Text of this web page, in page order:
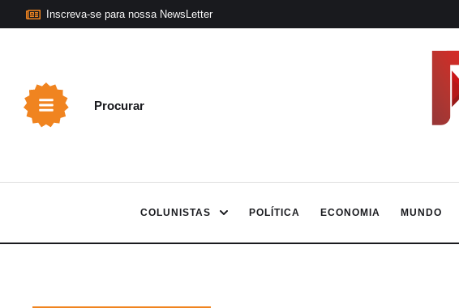
Inscreva-se para nossa NewsLetter
Procurar
COLUNISTAS POLÍTICA ECONOMIA MUNDO